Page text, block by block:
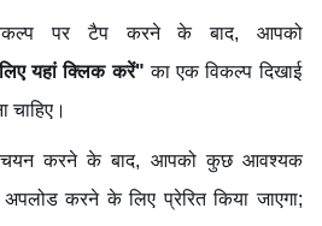
पर टैप करने के बाद, आपको
यहां क्लिक करें" का एक विकल्प दिखाई
चाहिए।
चयन करने के बाद, आपको कुछ आवश्यक
करने के लिए प्रेरित किया जाएगा;